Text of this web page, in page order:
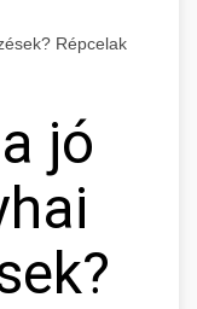
Répcelak
jó